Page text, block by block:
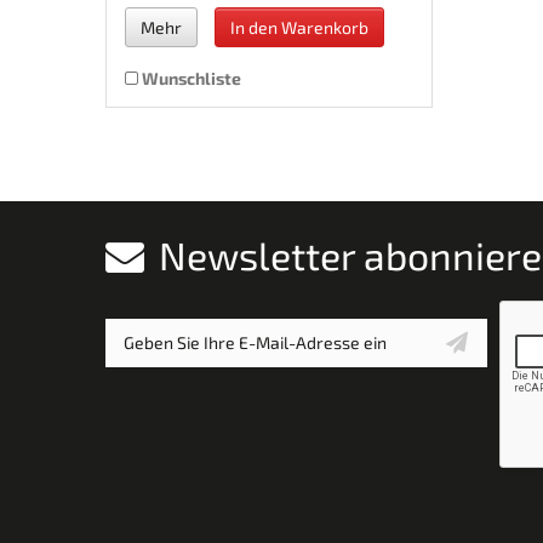
Mehr In den Warenkorb
Wunschliste
Newsletter